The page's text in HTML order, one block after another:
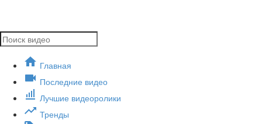
Главная
Последние видео
Лучшие видеоролики
Тренды